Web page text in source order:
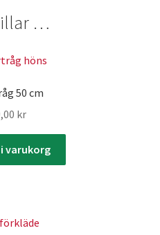
…
50 cm
kr
varukorg